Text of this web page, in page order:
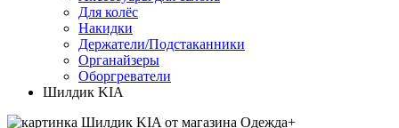
Для колёс
Накидки
Держатели/Подстаканники
Органайзеры
Оборгреватели
Шилдик KIA